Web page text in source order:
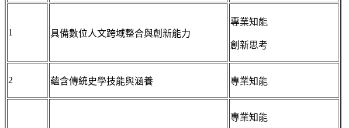
1 具備數位人文跨域整合與創新能力
專業知能
創新思考
2 蘊含傳統史學技能與涵養 專業知能
專業知能